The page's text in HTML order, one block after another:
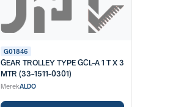
G01846
GEAR TROLLEY TYPE GCL-A 1 T X 3
MTR (33-1511-0301)
MerekALDO